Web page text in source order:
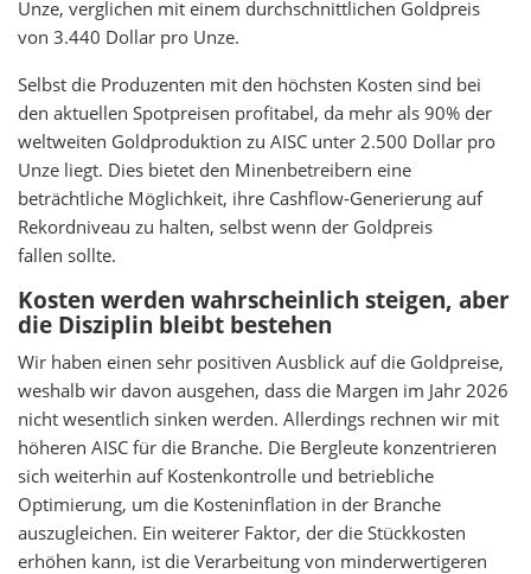
Unze, verglichen mit einem durchschnittlichen Goldpreis
von 3.440 Dollar pro Unze.
Selbst die Produzenten mit den höchsten Kosten sind bei
den aktuellen Spotpreisen profitabel, da mehr als 90% der
weltweiten Goldproduktion zu AISC unter 2.500 Dollar pro
Unze liegt. Dies bietet den Minenbetreibern eine
beträchtliche Möglichkeit, ihre Cashflow-Generierung auf
Rekordniveau zu halten, selbst wenn der Goldpreis
fallen sollte.
Kosten werden wahrscheinlich steigen, aber
die Disziplin bleibt bestehen
Wir haben einen sehr positiven Ausblick auf die Goldpreise,
weshalb wir davon ausgehen, dass die Margen im Jahr 2026
nicht wesentlich sinken werden. Allerdings rechnen wir mit
höheren AISC für die Branche. Die Bergleute konzentrieren
sich weiterhin auf Kostenkontrolle und betriebliche
Optimierung, um die Kosteninflation in der Branche
auszugleichen. Ein weiterer Faktor, der die Stückkosten
erhöhen kann, ist die Verarbeitung von minderwertigeren